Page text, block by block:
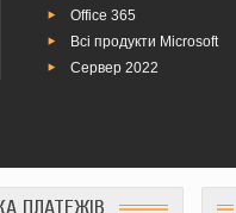
Office 365
Всі продукти Microsoft
Сервер 2022
ПЛАТЕЖІВ